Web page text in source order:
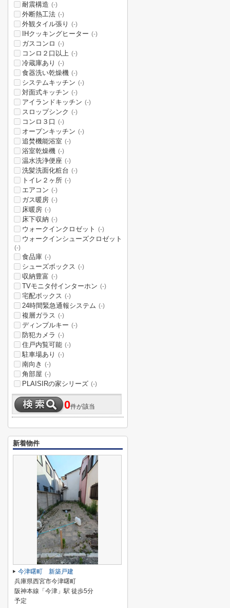
耐震構造 (-)
外断熱工法 (-)
外観タイル張り (-)
IHクッキングヒーター (-)
ガスコンロ (-)
コンロ２口以上 (-)
冷蔵庫あり (-)
食器洗い乾燥機 (-)
システムキッチン (-)
対面式キッチン (-)
アイランドキッチン (-)
スロップシンク (-)
コンロ３口 (-)
オープンキッチン (-)
追焚機能浴室 (-)
浴室乾燥機 (-)
温水洗浄便座 (-)
洗髪洗面化粧台 (-)
トイレ２ヶ所 (-)
エアコン (-)
ガス暖房 (-)
床暖房 (-)
床下収納 (-)
ウォークインクロゼット (-)
ウォークインシューズクロゼット
(-)
食品庫 (-)
シューズボックス (-)
収納豊富 (-)
TVモニタ付インターホン (-)
宅配ボックス (-)
24時間緊急通報システム (-)
複層ガラス (-)
ディンプルキー (-)
防犯カメラ (-)
住戸内覧可能 (-)
駐車場あり (-)
南向き (-)
角部屋 (-)
PLAISIRの家シリーズ (-)
0件が該当
新着物件
今津曙町 新築戸建
兵庫県西宮市今津曙町
阪神本線「今津」駅 徒歩5分
予定